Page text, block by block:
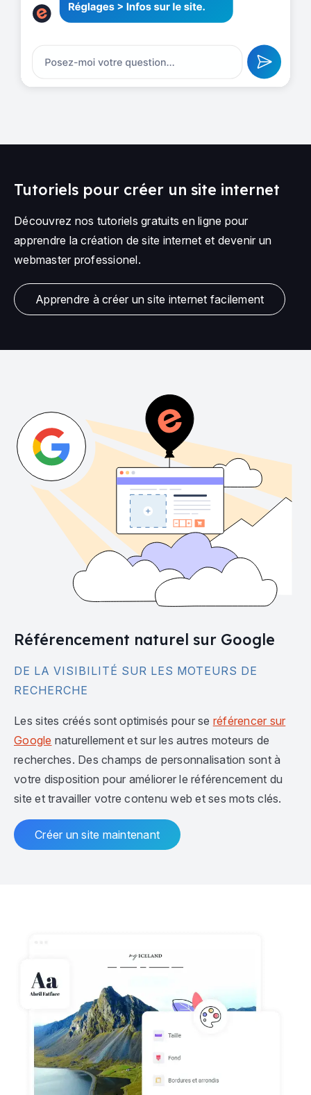
Tutoriels pour créer un site internet
Découvrez nos tutoriels gratuits en ligne pour
apprendre la création de site internet et devenir un
webmaster professionel.
Apprendre à créer un site internet facilement
Référencement naturel sur Google
DE LA VISIBILITÉ SUR LES MOTEURS DE
RECHERCHE
Les sites créés sont optimisés pour se référencer sur
Google naturellement et sur les autres moteurs de
recherches. Des champs de personnalisation sont à
votre disposition pour améliorer le référencement du
site et travailler votre contenu web et ses mots clés.
Créer un site maintenant